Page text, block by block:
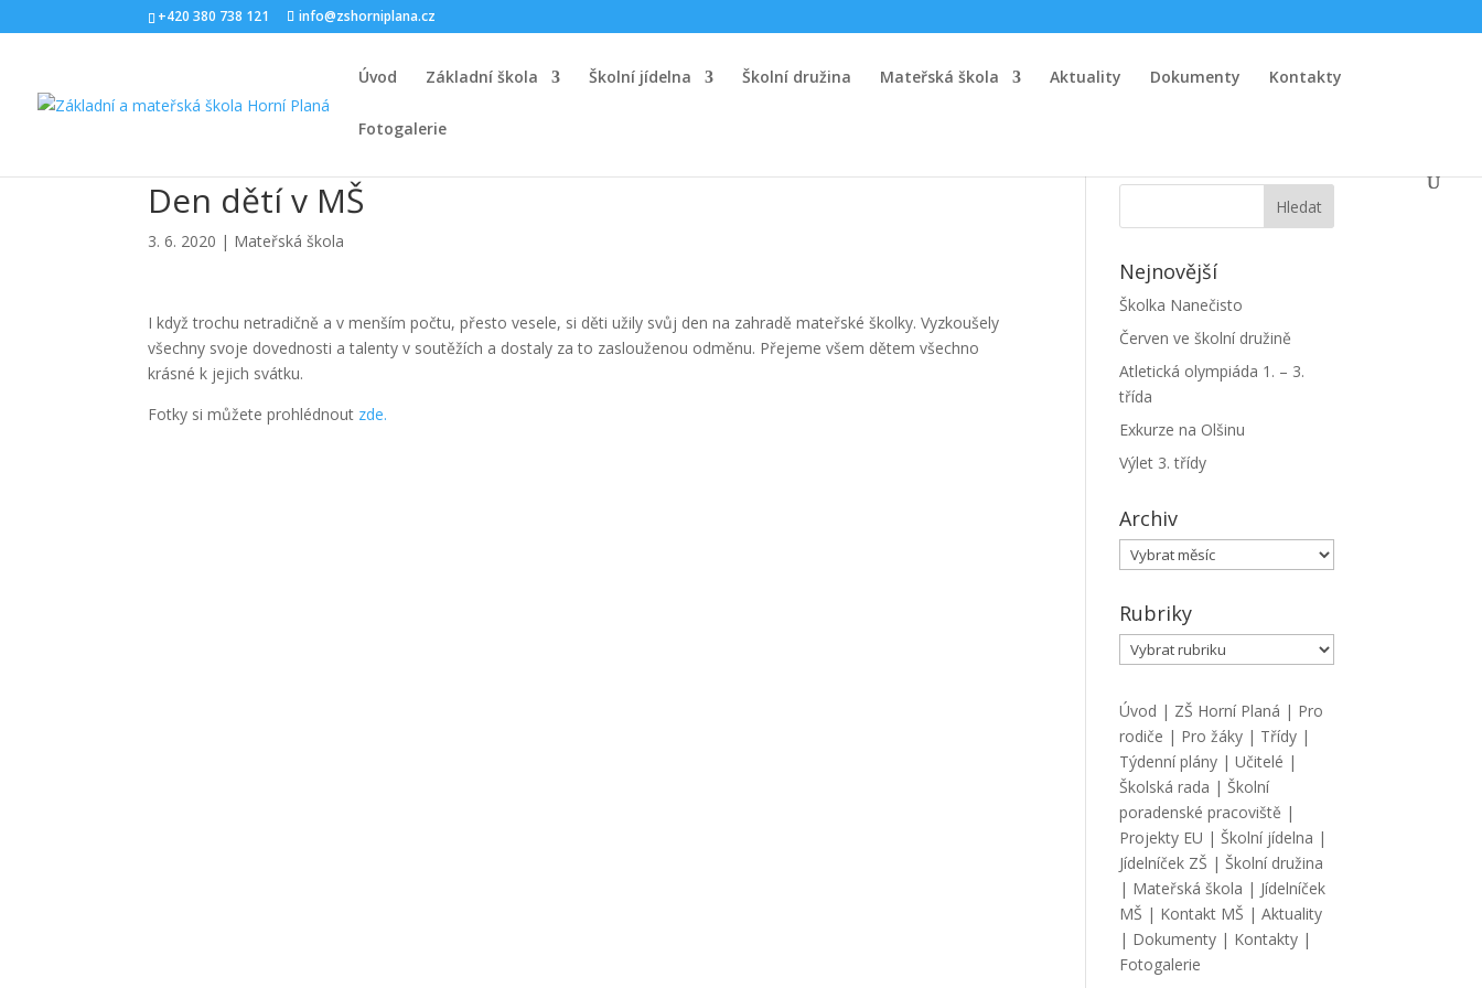
+420 380 738 121 info@zshorniplana.cz
Úvod Základní škola Školní jídelna Školní družina Mateřská škola Aktuality Dokumenty Kontakty
Fotogalerie
Den dětí v MŠ
3. 6. 2020 | Mateřská škola
I když trochu netradičně a v menším počtu, přesto vesele, si děti užily svůj den na zahradě mateřské školky. Vyzkoušely
všechny svoje dovednosti a talenty v soutěžích a dostaly za to zaslouženou odměnu. Přejeme všem dětem všechno
krásné k jejich svátku.
Fotky si můžete prohlédnout zde.
Nejnovější
Školka Nanečisto
Červen ve školní družině
Atletická olympiáda 1. – 3.
třída
Exkurze na Olšinu
Výlet 3. třídy
Archiv
Archiv
Rubriky
Rubriky
Úvod | ZŠ Horní Planá | Pro
rodiče | Pro žáky | Třídy |
Týdenní plány |Učitelé |
Školská rada |Školní
poradenské pracoviště |
Projekty EU |Školní jídelna |
Jídelníček ZŠ |Školní družina
| Mateřská škola | Jídelníček
MŠ | Kontakt MŠ |Aktuality
| Dokumenty | Kontakty |
Fotogalerie